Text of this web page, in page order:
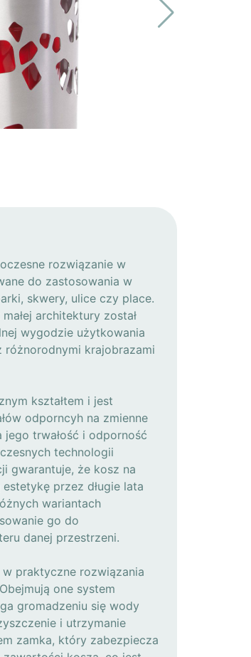
rozwiązanie w
do zastosowania w
skwery, ulice czy place.
architektury został
wygodzie użytkowania
krajobrazami
kształtem i jest
odporncyh na zmienne
trwałość i odporność
technologii
gwarantuje, że kosz na
przez długie lata
wariantach
go do
danej przestrzeni.
praktyczne rozwiązania
one system
gromadzeniu się wody
i utrzymanie
zamka, który zabezpiecza